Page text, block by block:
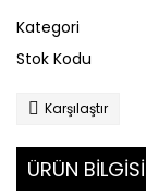
Kategori
Stok Kodu
Karşılaştır
ÜRÜN BİLGİSİ